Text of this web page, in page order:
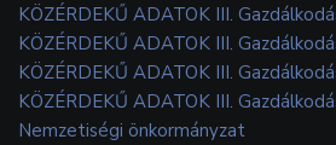
KÖZÉRDEKŰ ADATOK III.
KÖZÉRDEKŰ ADATOK III.
KÖZÉRDEKŰ ADATOK III.
KÖZÉRDEKŰ ADATOK III.
Nemzetiségi önkormányzat